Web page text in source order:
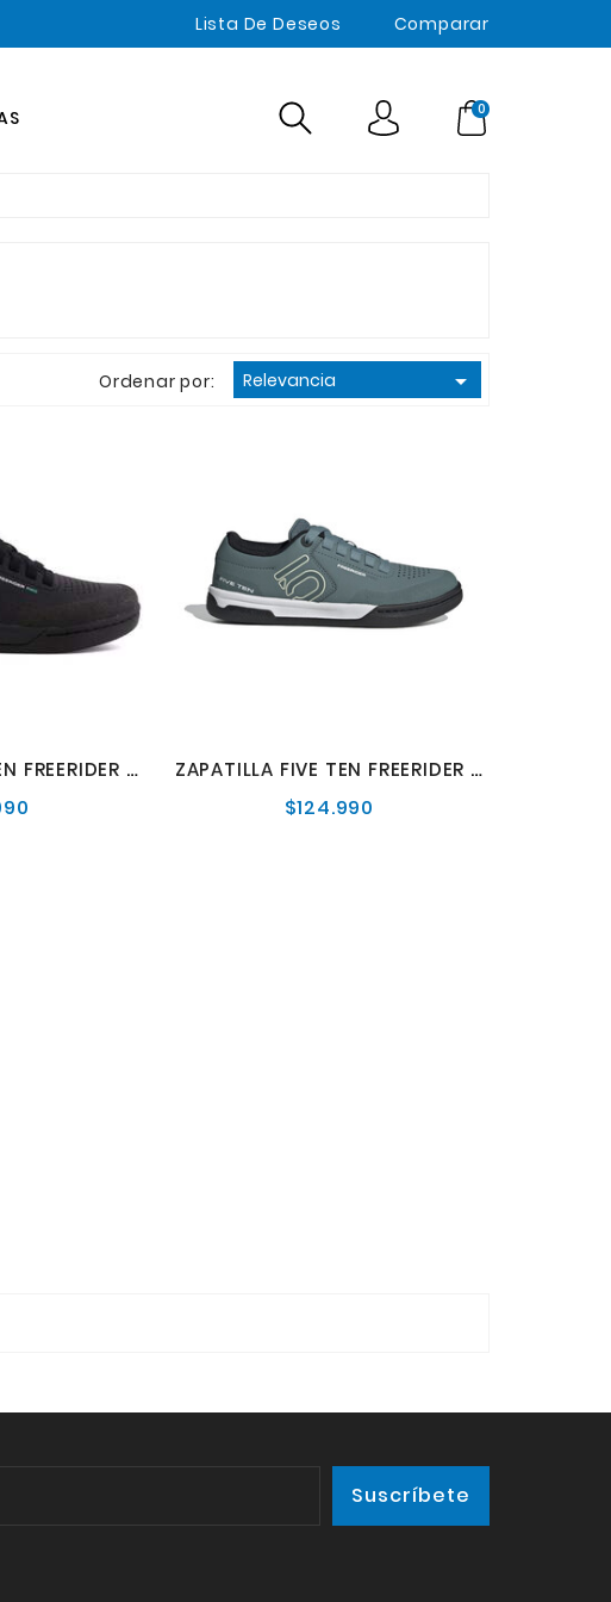
Lista De Deseos Comparar
0
Ordenar por: Relevancia 
ZAPATILLA FIVE TEN FREERIDER PRO W ZAPATILLA FIVE TEN FREERIDER PRO W VERDE
$124.990